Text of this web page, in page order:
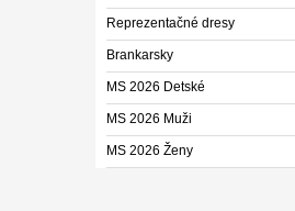
Reprezentačné dresy
Brankarsky
MS 2026 Detské
MS 2026 Muži
MS 2026 Ženy